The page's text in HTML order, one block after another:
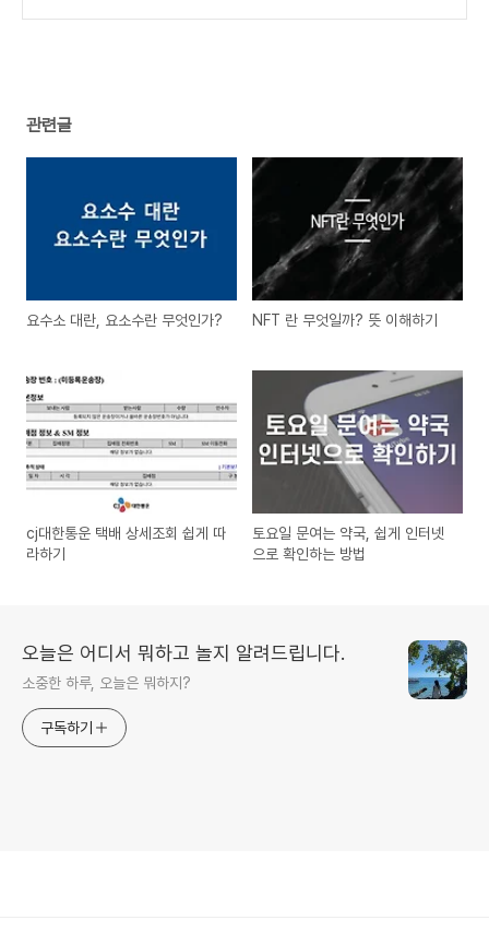
관련글
요수소 대란, 요소수란 무엇인가? NFT 란 무엇일까? 뜻 이해하기
cj대한통운 택배 상세조회 쉽게 따
라하기
토요일 문여는 약국, 쉽게 인터넷
으로 확인하는 방법
오늘은 어디서 뭐하고 놀지 알려드립니다.
소중한 하루, 오늘은 뭐하지?
구독하기